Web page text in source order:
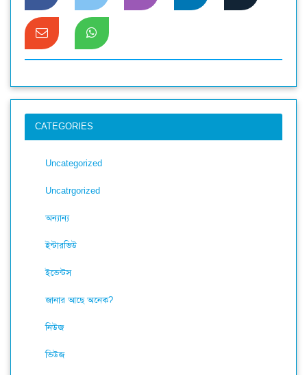
CATEGORIES
Uncategorized
Uncatrgorized
অন্যান্য
ইন্টারভিউ
ইভেন্টস
জানার আছে অনেক?
নিউজ
ভিউজ